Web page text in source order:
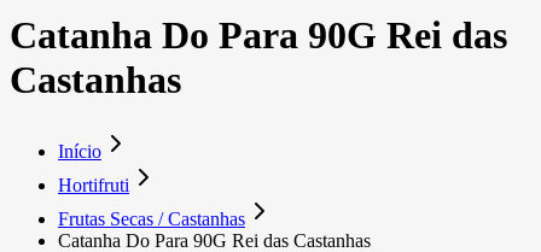
Catanha Do Para 90G Rei das
Castanhas
Início
Hortifruti
Frutas Secas / Castanhas
Catanha Do Para 90G Rei das Castanhas